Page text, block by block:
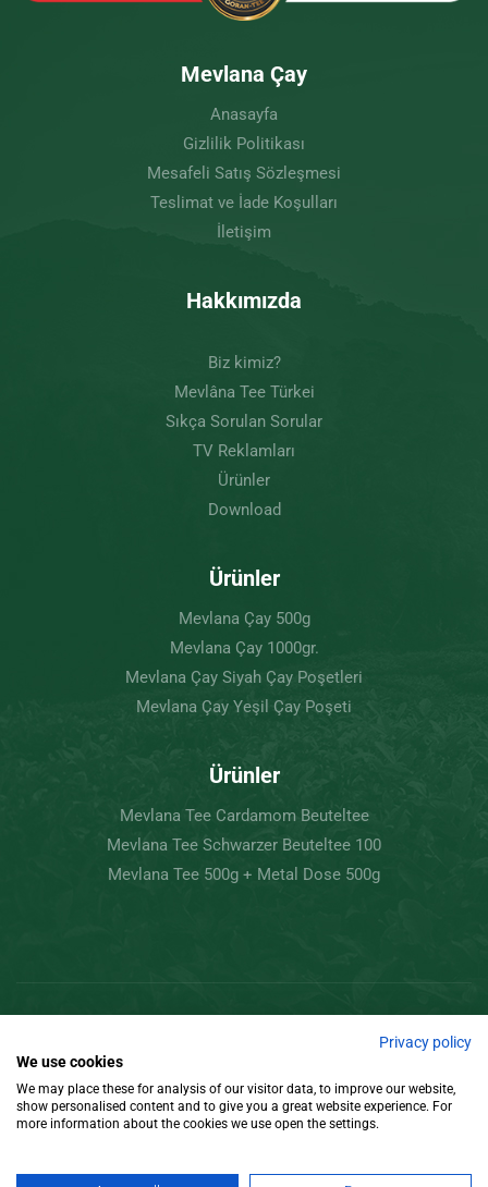
Mevlana Çay
Anasayfa
Gizlilik Politikası
Mesafeli Satış Sözleşmesi
Teslimat ve İade Koşulları
İletişim
Hakkımızda
Biz kimiz?
Mevlâna Tee Türkei
Sıkça Sorulan Sorular
TV Reklamları
Ürünler
Download
Ürünler
Mevlana Çay 500g
Mevlana Çay 1000gr.
Mevlana Çay Siyah Çay Poşetleri
Mevlana Çay Yeşil Çay Poşeti
Ürünler
Mevlana Tee Cardamom Beuteltee
Mevlana Tee Schwarzer Beuteltee 100
Mevlana Tee 500g + Metal Dose 500g
Tasarım
Privacy policy
We use cookies
We may place these for analysis of our visitor data, to improve our website,
show personalised content and to give you a great website experience. For
more information about the cookies we use open the settings.